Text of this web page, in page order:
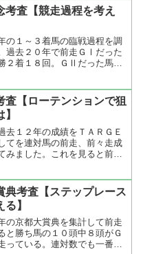
系が３勝２着２回だっ
で直線の...
考査【競走過程を考え
の１～３着馬の臨戦過程を調
過去２０年で前走ＧⅠだった
２着１８回。ＧⅡだった馬は
と前走はＧⅠに出てくるよう
と厳しいだろう...
査【ローテンションで狙
去１２年の成績をＴＡＲＧＥ
てを連対馬の前走、前々走成
みました。これを見ると前走
ミプリンセス、アサヒライジ
エムオーシャン...
典考査【ステップレース
】
の京都大賞典を集計して前走
と勝ち馬の１０頭中８頭がＧ
っている。連対数でも一番多